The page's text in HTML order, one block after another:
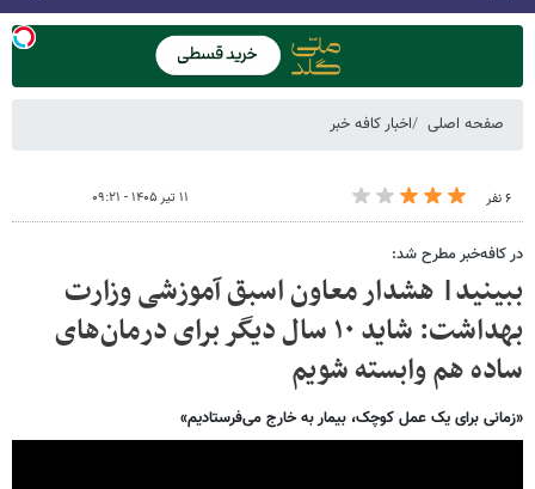
صفحه اصلی اخبار کافه خبر
۶ نفر ۱۱ تیر ۱۴۰۵ - ۰۹:۲۱
در کافه‌خبر مطرح شد:
ببینید| هشدار معاون اسبق آموزشی وزارت
بهداشت: شاید ۱۰ سال دیگر برای درمان‌های
ساده هم وابسته ‌شویم
«زمانی برای یک عمل کوچک، بیمار به خارج می‌فرستادیم»